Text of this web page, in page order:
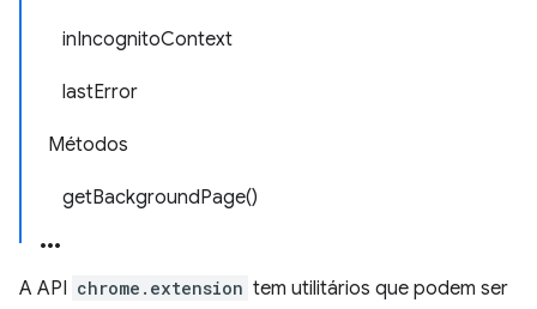
inIncognitoContext
lastError
Métodos
getBackgroundPage()
A API chrome.extension tem utilitários que podem ser